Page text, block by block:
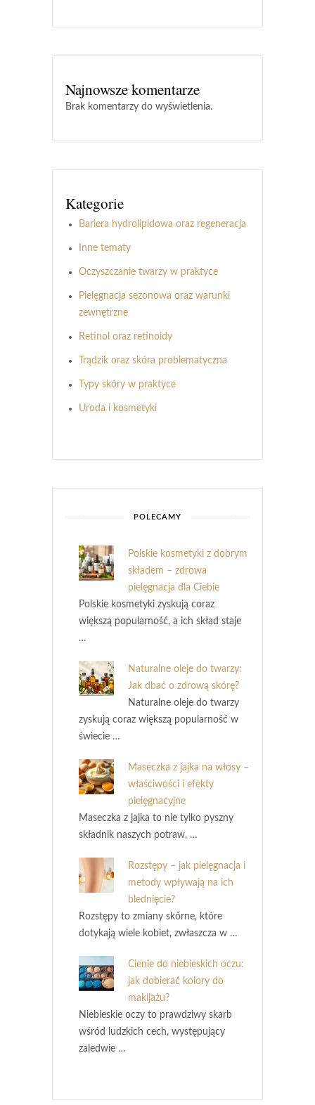
Najnowsze komentarze
Brak komentarzy do wyświetlenia.
Kategorie
Bariera hydrolipidowa oraz regeneracja
Inne tematy
Oczyszczanie twarzy w praktyce
Pielęgnacja sezonowa oraz warunki
zewnętrzne
Retinol oraz retinoidy
Trądzik oraz skóra problematyczna
Typy skóry w praktyce
Uroda i kosmetyki
POLECAMY
Polskie kosmetyki z dobrym
składem – zdrowa
pielęgnacja dla Ciebie
Polskie kosmetyki zyskują coraz
większą popularność, a ich skład staje
…
Naturalne oleje do twarzy:
Jak dbać o zdrową skórę?
Naturalne oleje do twarzy
zyskują coraz większą popularność w
świecie …
Maseczka z jajka na włosy –
właściwości i efekty
pielęgnacyjne
Maseczka z jajka to nie tylko pyszny
składnik naszych potraw, …
Rozstępy – jak pielęgnacja i
metody wpływają na ich
blednięcie?
Rozstępy to zmiany skórne, które
dotykają wiele kobiet, zwłaszcza w …
Cienie do niebieskich oczu:
jak dobierać kolory do
makijażu?
Niebieskie oczy to prawdziwy skarb
wśród ludzkich cech, występujący
zaledwie …